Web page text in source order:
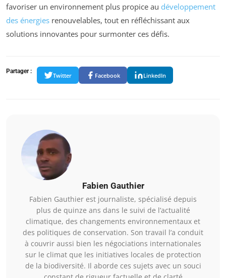
favoriser un environnement plus propice au développement
des énergies renouvelables, tout en réfléchissant aux
solutions innovantes pour surmonter ces défis.
Partager :
Twitter Facebook LinkedIn
Fabien Gauthier
Fabien Gauthier est journaliste, spécialisé depuis
plus de quinze ans dans le suivi de l’actualité
climatique, des changements environnementaux et
des politiques de conservation. Son travail l’a conduit
à couvrir aussi bien les négociations internationales
sur le climat que les initiatives locales de protection
de la biodiversité. Il aborde ces sujets avec un souci